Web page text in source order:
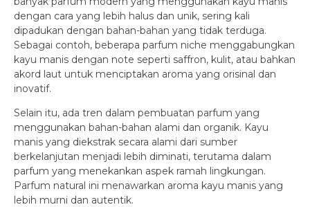
dengan cara yang lebih halus dan unik, sering kali
dipadukan dengan bahan-bahan yang tidak terduga.
Sebagai contoh, beberapa parfum niche menggabungkan
kayu manis dengan note seperti saffron, kulit, atau bahkan
akord laut untuk menciptakan aroma yang orisinal dan
inovatif.
Selain itu, ada tren dalam pembuatan parfum yang
menggunakan bahan-bahan alami dan organik. Kayu
manis yang diekstrak secara alami dari sumber
berkelanjutan menjadi lebih diminati, terutama dalam
parfum yang menekankan aspek ramah lingkungan.
Parfum natural ini menawarkan aroma kayu manis yang
lebih murni dan autentik.